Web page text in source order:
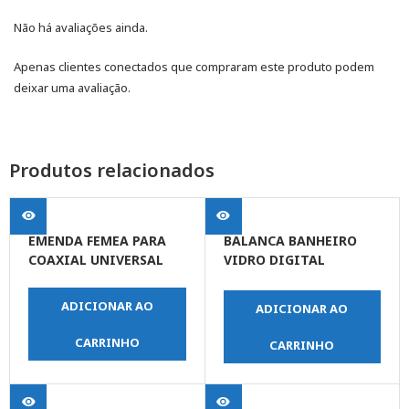
Não há avaliações ainda.
Apenas clientes conectados que compraram este produto podem
deixar uma avaliação.
Produtos relacionados
EMENDA FEMEA PARA
COAXIAL UNIVERSAL
ADICIONAR AO
CARRINHO
BALANCA BANHEIRO
VIDRO DIGITAL
ADICIONAR AO
CARRINHO